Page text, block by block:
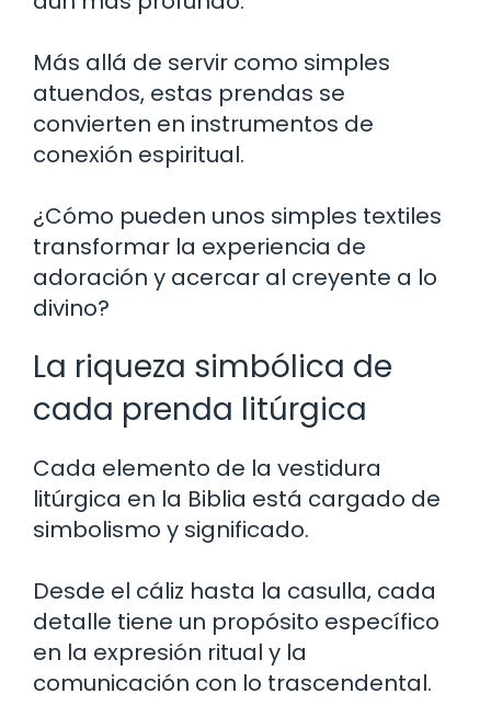
Más allá de servir como simples
atuendos, estas prendas se
convierten en instrumentos de
conexión espiritual.
¿Cómo pueden unos simples textiles
transformar la experiencia de
adoración y acercar al creyente a lo
divino?
La riqueza simbólica de
cada prenda litúrgica
Cada elemento de la vestidura
litúrgica en la Biblia está cargado de
simbolismo y significado.
Desde el cáliz hasta la casulla, cada
detalle tiene un propósito específico
en la expresión ritual y la
comunicación con lo trascendental.